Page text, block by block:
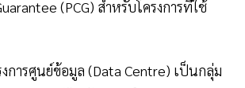
(PCG) สำหรับโครงการที่ใช้
งการศูนย์ข้อมูล (Data Centre) เป็นกลุ่ม